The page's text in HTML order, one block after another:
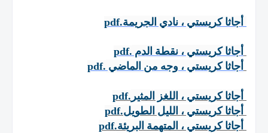
أجاثا كريستي ، نادي الجريمة.pdf
أجاثا كريستي ، نقطة الدم .pdf
أجاثا كريستي ، وجه من الماضي .pdf
أجاثا كريستي ، اللغز المثير .pdf
أجاثا كريستي ، الليل الطويل.pdf
أجاثا كريستي ، المتهمة البريئة.pdf